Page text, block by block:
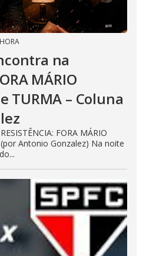
na
MÁRIO
TURMA – Coluna
FORA MÁRIO
Antonio Gonzalez) Na noite